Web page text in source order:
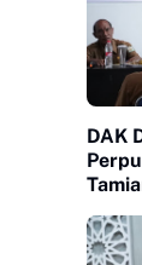
DAK